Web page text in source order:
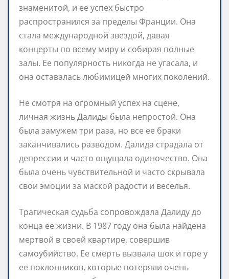
знаменитой, и ее успех быстро
распространился за пределы Франции. Она
стала международной звездой, давая
концерты по всему миру и собирая полные
залы. Ее популярность никогда не угасала, и
она оставалась любимицей многих поколений.
Не смотря на огромный успех на сцене,
личная жизнь Далиды была непростой. Она
была замужем три раза, но все ее браки
заканчивались разводом. Далида страдала от
депрессии и часто ощущала одиночество. Она
была очень чувствительной и часто скрывала
свои эмоции за маской радости и веселья.
Трагическая судьба сопровождала Далиду до
конца ее жизни. В 1987 году она была найдена
мертвой в своей квартире, совершив
самоубийство. Ее смерть вызвала шок и горе у
ее поклонников, которые потеряли очень